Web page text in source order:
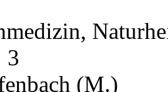
3
(M.)